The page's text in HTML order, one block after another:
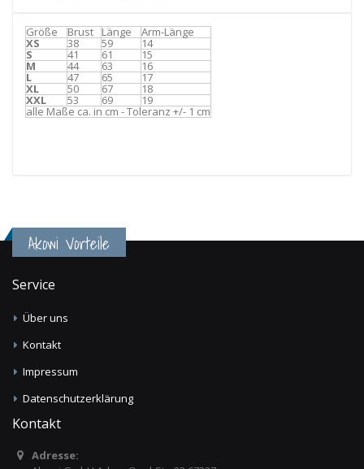
Größe Brust Länge Arm-Länge
XS 38 59 14
S 41 61 15
M 44 63 16
L 47 65 17
XL 50 67 18
XXL 53 69 19
alle Maße ca. in cm - Toleranz +/- 1 cm
Akowi Vorteile
Service
Über uns
Kontakt
Impressum
Datenschutzerklärung
Kontakt
Adresse: